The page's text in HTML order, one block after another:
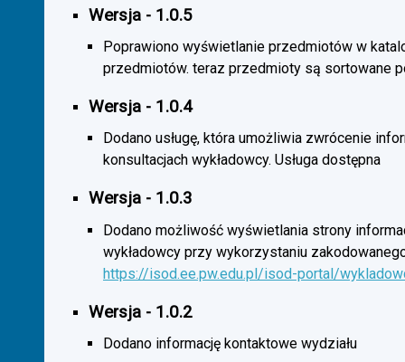
Wersja - 1.0.5
Poprawiono wyświetlanie przedmiotów w
przedmiotów. teraz przedmioty są sortowane
Wersja - 1.0.4
Dodano usługę, która umożliwia zwrócenie
konsultacjach wykładowcy. Usługa dostępna
Wersja - 1.0.3
Dodano możliwość wyświetlania strony
wykładowcy przy wykorzystaniu
https://isod.ee.pw.edu.pl/isod-portal/
Wersja - 1.0.2
Dodano informację kontaktowe wydziału